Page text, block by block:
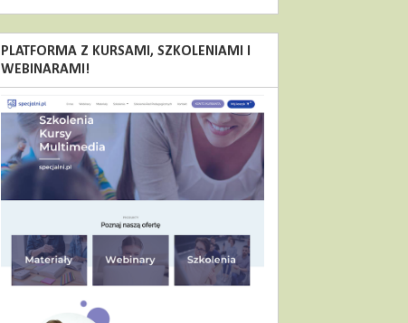
PLATFORMA Z KURSAMI, SZKOLENIAMI I
WEBINARAMI!